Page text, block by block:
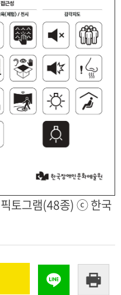
토그램(48종) ⓒ 한국